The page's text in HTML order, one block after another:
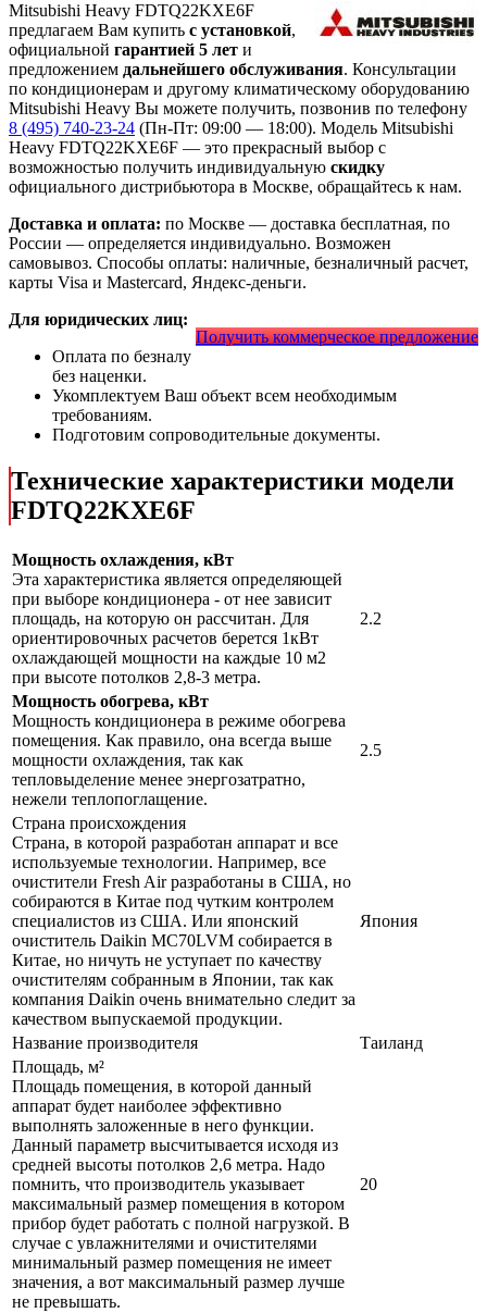
Mitsubishi Heavy FDTQ22KXE6F
предлагаем Вам купить с установкой,
официальной гарантией 5 лет и
предложением дальнейшего обслуживания. Консультации
по кондиционерам и другому климатическому оборудованию
Mitsubishi Heavy Вы можете получить, позвонив по телефону
8 (495) 740-23-24 (Пн-Пт: 09:00 — 18:00). Модель Mitsubishi
Heavy FDTQ22KXE6F — это прекрасный выбор с
возможностью получить индивидуальную скидку
официального дистрибьютора в Москве, обращайтесь к нам.
Доставка и оплата: по Москве — доставка бесплатная, по
России — определяется индивидуально. Возможен
самовывоз. Способы оплаты: наличные, безналичный расчет,
карты Visa и Mastercard, Яндекс-деньги.
Получить коммерческое предложение
Для юридических лиц:
Оплата по безналу
без наценки.
Укомплектуем Ваш объект всем необходимым
требованиям.
Подготовим сопроводительные документы.
Технические характеристики модели
FDTQ22KXE6F
Мощность охлаждения, кВт
Эта характеристика является определяющей
при выборе кондиционера - от нее зависит
площадь, на которую он рассчитан. Для
ориентировочных расчетов берется 1кВт
охлаждающей мощности на каждые 10 м2
при высоте потолков 2,8-3 метра.
2.2
Мощность обогрева, кВт
Мощность кондиционера в режиме обогрева
помещения. Как правило, она всегда выше
мощности охлаждения, так как
тепловыделение менее энергозатратно,
нежели теплопоглащение.
2.5
Страна происхождения
Страна, в которой разработан аппарат и все
используемые технологии. Например, все
очистители Fresh Air разработаны в США, но
собираются в Китае под чутким контролем
специалистов из США. Или японский
очиститель Daikin MC70LVM собирается в
Китае, но ничуть не уступает по качеству
очистителям собранным в Японии, так как
компания Daikin очень внимательно следит за
качеством выпускаемой продукции.
Япония
Название производителя
Таиланд
Площадь, м²
Площадь помещения, в которой данный
аппарат будет наиболее эффективно
выполнять заложенные в него функции.
Данный параметр высчитывается исходя из
средней высоты потолков 2,6 метра. Надо
помнить, что производитель указывает
максимальный размер помещения в котором
прибор будет работать с полной нагрузкой. В
случае с увлажнителями и очистителями
минимальный размер помещения не имеет
значения, а вот максимальный размер лучше
не превышать.
20